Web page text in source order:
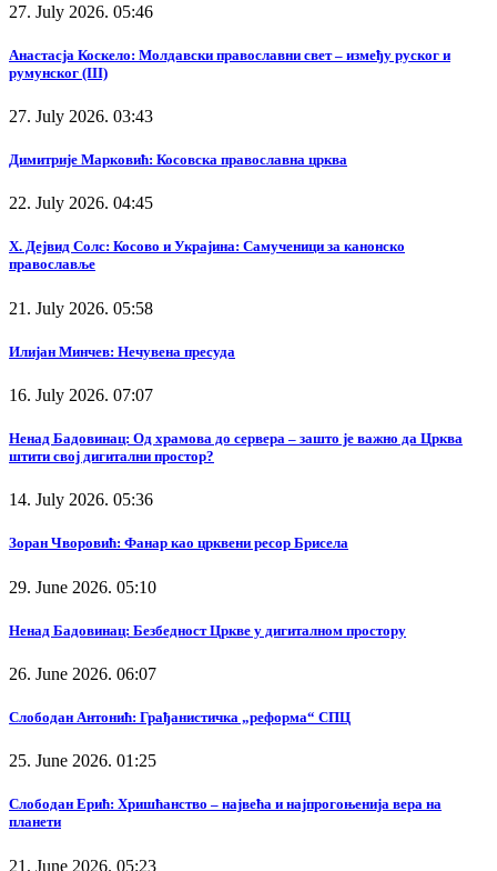
27. July 2026. 05:46
Анастасја Коскело: Молдавски православни свет – између руског и
румунског (III)
27. July 2026. 03:43
Димитрије Марковић: Косовска православна црква
22. July 2026. 04:45
Х. Дејвид Солс: Косово и Украјина: Самученици за канонско
православље
21. July 2026. 05:58
Илијан Минчев: Нечувена пресуда
16. July 2026. 07:07
Ненад Бадовинац: Од храмова до сервера – зашто је важно да Црква
штити свој дигитални простор?
14. July 2026. 05:36
Зоран Чворовић: Фанар као црквени ресор Брисела
29. June 2026. 05:10
Ненад Бадовинац: Безбедност Цркве у дигиталном простору
26. June 2026. 06:07
Слободан Антонић: Грађанистичка „реформа“ СПЦ
25. June 2026. 01:25
Слободан Ерић: Хришћанство – највећа и најпрогоњенија вера на
планети
21. June 2026. 05:23